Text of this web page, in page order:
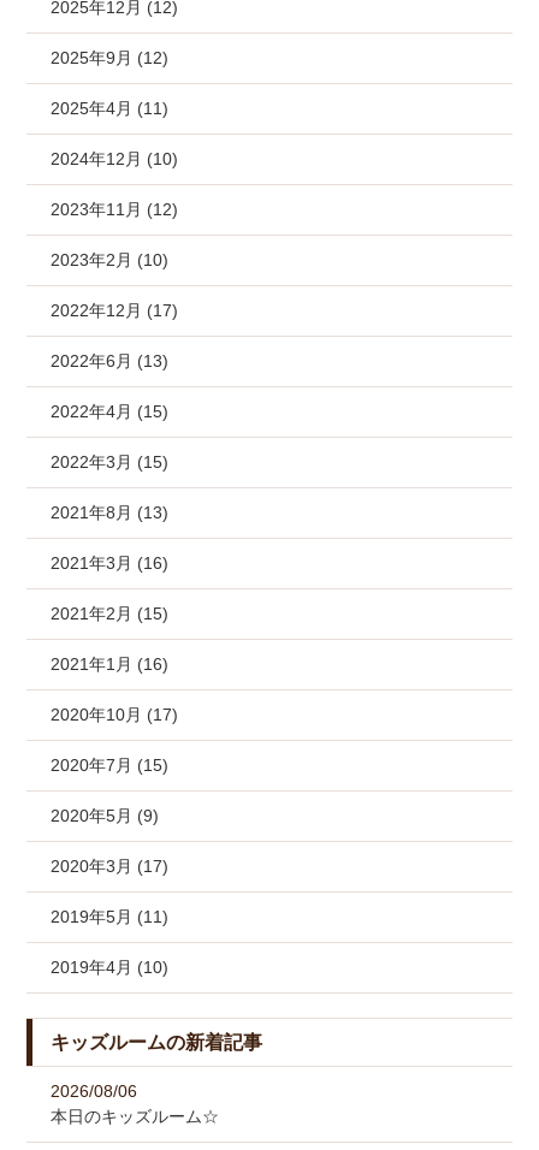
2025年12月 (12)
2025年9月 (12)
2025年4月 (11)
2024年12月 (10)
2023年11月 (12)
2023年2月 (10)
2022年12月 (17)
2022年6月 (13)
2022年4月 (15)
2022年3月 (15)
2021年8月 (13)
2021年3月 (16)
2021年2月 (15)
2021年1月 (16)
2020年10月 (17)
2020年7月 (15)
2020年5月 (9)
2020年3月 (17)
2019年5月 (11)
2019年4月 (10)
キッズルームの新着記事
2026/08/06
本日のキッズルーム☆